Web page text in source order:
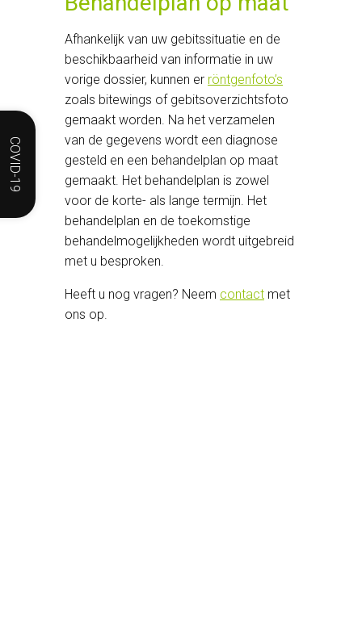
Afhankelijk van uw gebitssituatie en de
beschikbaarheid van informatie in uw
vorige dossier, kunnen er röntgenfoto’s
zoals bitewings of gebitsoverzichtsfoto
gemaakt worden. Na het verzamelen
van de gegevens wordt een diagnose
gesteld en een behandelplan op maat
gemaakt. Het behandelplan is zowel
voor de korte- als lange termijn. Het
behandelplan en de toekomstige
behandelmogelijkheden wordt uitgebreid
met u besproken.
Heeft u nog vragen? Neem contact met
ons op.
COVID-19